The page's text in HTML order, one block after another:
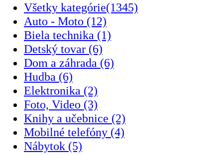
Všetky kategórie(1345)
Auto - Moto (12)
Biela technika (1)
Detský tovar (6)
Dom a záhrada (6)
Hudba (6)
Elektronika (2)
Foto, Video (3)
Knihy a učebnice (2)
Mobilné telefóny (4)
Nábytok (5)